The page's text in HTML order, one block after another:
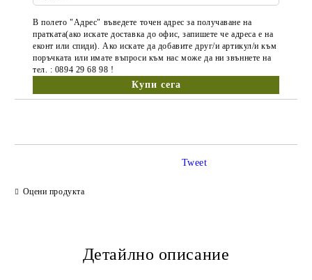
В полето "Адрес" въведете точен адрес за получаване на
пратката(ако искате доставка до офис, запишете че адреса е на
еконт или спиди). Ако искате да добавите друг/и артикул/и към
поръчката или имате въпроси към нас може да ни звъннете на
тел. : 0894 29 68 98 !
Оцени продукта
Tweet
Детайлно описание